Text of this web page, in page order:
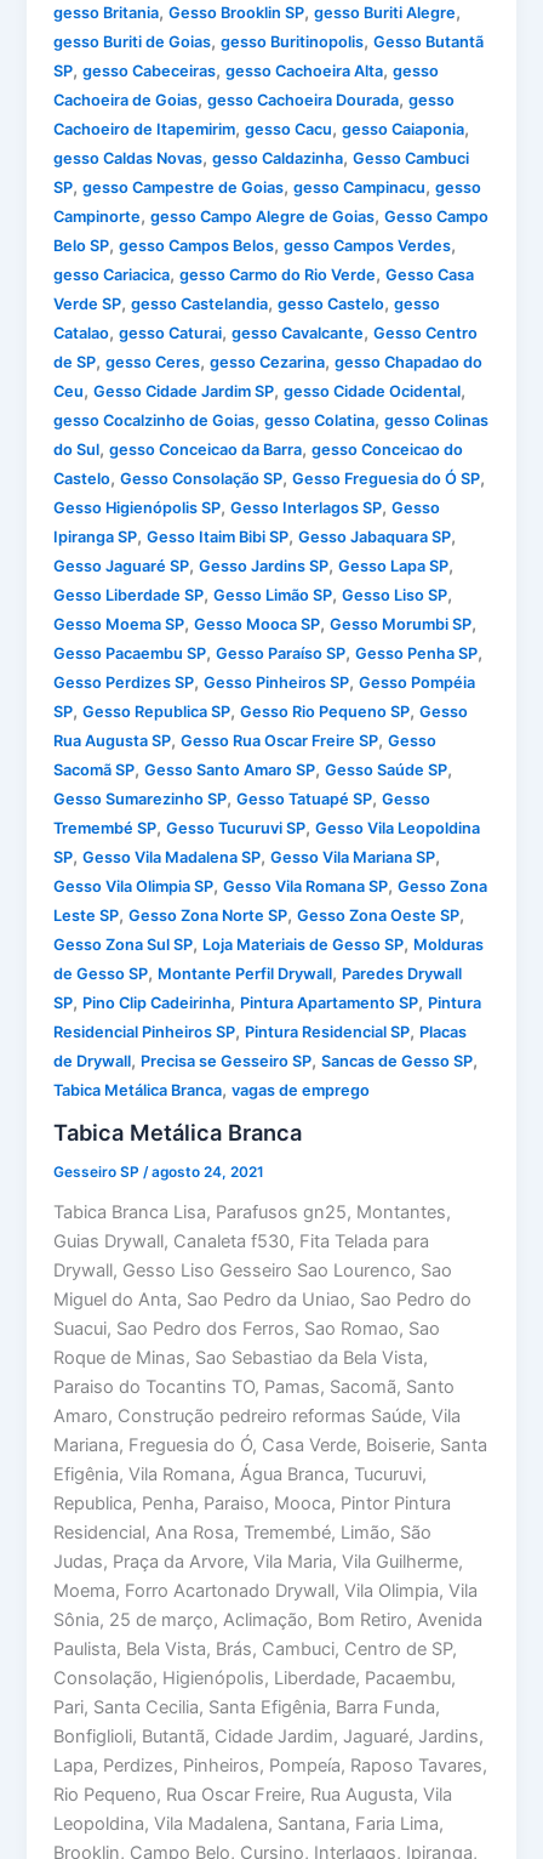
gesso Britania,Gesso Brooklin SP,gesso Buriti Alegre,
gesso Buriti de Goias,gesso Buritinopolis,Gesso Butantã
SP,gesso Cabeceiras,gesso Cachoeira Alta,gesso
Cachoeira de Goias,gesso Cachoeira Dourada,gesso
Cachoeiro de Itapemirim,gesso Cacu,gesso Caiaponia,
gesso Caldas Novas,gesso Caldazinha,Gesso Cambuci
SP,gesso Campestre de Goias,gesso Campinacu,gesso
Campinorte,gesso Campo Alegre de Goias,Gesso Campo
Belo SP,gesso Campos Belos,gesso Campos Verdes,
gesso Cariacica,gesso Carmo do Rio Verde,Gesso Casa
Verde SP,gesso Castelandia,gesso Castelo,gesso
Catalao,gesso Caturai,gesso Cavalcante,Gesso Centro
de SP,gesso Ceres,gesso Cezarina,gesso Chapadao do
Ceu,Gesso Cidade Jardim SP,gesso Cidade Ocidental,
gesso Cocalzinho de Goias,gesso Colatina,gesso Colinas
do Sul,gesso Conceicao da Barra,gesso Conceicao do
Castelo,Gesso Consolação SP,Gesso Freguesia do Ó SP,
Gesso Higienópolis SP,Gesso Interlagos SP,Gesso
Ipiranga SP,Gesso Itaim Bibi SP,Gesso Jabaquara SP,
Gesso Jaguaré SP,Gesso Jardins SP,Gesso Lapa SP,
Gesso Liberdade SP,Gesso Limão SP,Gesso Liso SP,
Gesso Moema SP,Gesso Mooca SP,Gesso Morumbi SP,
Gesso Pacaembu SP,Gesso Paraíso SP,Gesso Penha SP,
Gesso Perdizes SP,Gesso Pinheiros SP,Gesso Pompéia
SP,Gesso Republica SP,Gesso Rio Pequeno SP,Gesso
Rua Augusta SP,Gesso Rua Oscar Freire SP,Gesso
Sacomã SP,Gesso Santo Amaro SP,Gesso Saúde SP,
Gesso Sumarezinho SP,Gesso Tatuapé SP,Gesso
Tremembé SP,Gesso Tucuruvi SP,Gesso Vila Leopoldina
SP,Gesso Vila Madalena SP,Gesso Vila Mariana SP,
Gesso Vila Olimpia SP,Gesso Vila Romana SP,Gesso Zona
Leste SP,Gesso Zona Norte SP,Gesso Zona Oeste SP,
Gesso Zona Sul SP, Loja Materiais de Gesso SP, Molduras
de Gesso SP, Montante Perfil Drywall, Paredes Drywall
SP, Pino Clip Cadeirinha, Pintura Apartamento SP, Pintura
Residencial Pinheiros SP, Pintura Residencial SP, Placas
de Drywall, Precisa se Gesseiro SP,Sancas de Gesso SP,
Tabica Metálica Branca,vagas de emprego
Tabica Metálica Branca
Gesseiro SP /agosto 24, 2021
Tabica Branca Lisa, Parafusos gn25, Montantes,
Guias Drywall, Canaleta f530, Fita Telada para
Drywall, Gesso Liso Gesseiro Sao Lourenco, Sao
Miguel do Anta, Sao Pedro da Uniao, Sao Pedro do
Suacui, Sao Pedro dos Ferros, Sao Romao, Sao
Roque de Minas, Sao Sebastiao da Bela Vista,
Paraiso do Tocantins TO, Pamas, Sacomã, Santo
Amaro, Construção pedreiro reformas Saúde, Vila
Mariana, Freguesia do Ó, Casa Verde, Boiserie, Santa
Efigênia, Vila Romana, Água Branca, Tucuruvi,
Republica, Penha, Paraiso, Mooca, Pintor Pintura
Residencial, Ana Rosa, Tremembé, Limão, São
Judas, Praça da Arvore, Vila Maria, Vila Guilherme,
Moema, Forro Acartonado Drywall, Vila Olimpia, Vila
Sônia, 25 de março, Aclimação, Bom Retiro, Avenida
Paulista, Bela Vista, Brás, Cambuci, Centro de SP,
Consolação, Higienópolis, Liberdade, Pacaembu,
Pari, Santa Cecilia, Santa Efigênia, Barra Funda,
Bonfiglioli, Butantã, Cidade Jardim, Jaguaré, Jardins,
Lapa, Perdizes, Pinheiros, Pompeía, Raposo Tavares,
Rio Pequeno, Rua Oscar Freire, Rua Augusta, Vila
Leopoldina, Vila Madalena, Santana, Faria Lima,
Brooklin, Campo Belo, Cursino, Interlagos, Ipiranga,